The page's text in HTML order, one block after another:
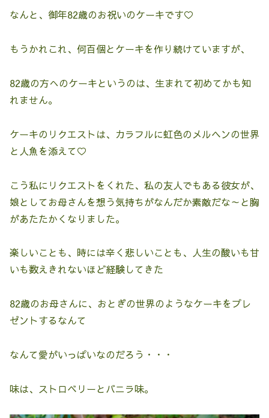
なんと、御年82歳のお祝いのケーキです♡
もうかれこれ、何百個とケーキを作り続けていますが、
82歳の方へのケーキというのは、生まれて初めてかも知
れません。
ケーキのリクエストは、カラフルに虹色のメルヘンの世界
と人魚を添えて♡
こう私にリクエストをくれた、私の友人でもある彼女が、
娘としてお母さんを想う気持ちがなんだか素敵だな～と胸
があたたかくなりました。
楽しいことも、時には辛く悲しいことも、人生の酸いも甘
いも数えきれないほど経験してきた
82歳のお母さんに、おとぎの世界のようなケーキをプレ
ゼントするなんて
なんて愛がいっぱいなのだろう・・・
味は、ストロベリーとバニラ味。